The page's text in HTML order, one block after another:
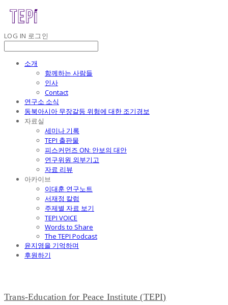
LOG IN 로그인
소개
함께하는 사람들
인사
Contact
연구소 소식
동북아시아 무장갈등 위험에 대한 조기경보
자료실
세미나 기록
TEPI 출판물
피스커먼즈 ON: 안보의 대안
연구위원 외부기고
자료 리뷰
아카이브
이대훈 연구노트
서재정 칼럼
주제별 자료 보기
TEPI VOICE
Words to Share
The TEPI Podcast
윤지영을 기억하며
후원하기
Trans-Education for Peace Institute (TEPI)